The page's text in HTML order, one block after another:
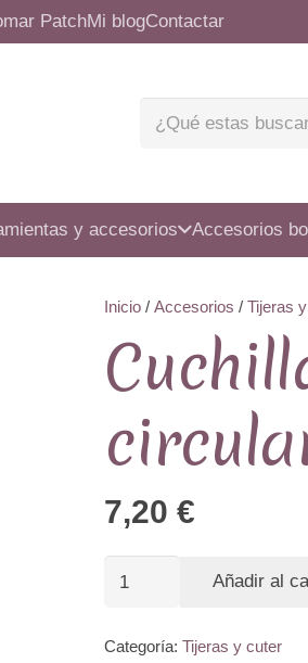
PatchMi blogContactar
y accesorios Accesorios
Inicio / Accesorios / Tijeras
7,20 €
Cuchilla
circular
Añadir al
Categoría: Tijeras y cuter